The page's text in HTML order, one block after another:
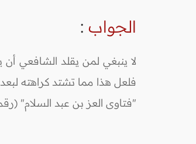
الجواب :
لا ينبغي لمن يقلد الشافعي أن
فلعل هذا مما تشتد كراهته لبعد
"فتاوى العز بن عبد السلام" (رقم/